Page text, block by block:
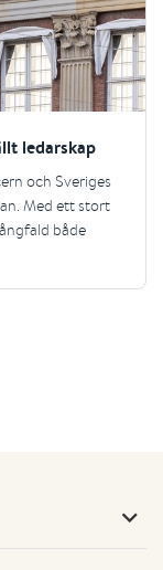
ledarskap
och Sveriges
Med ett stort
både